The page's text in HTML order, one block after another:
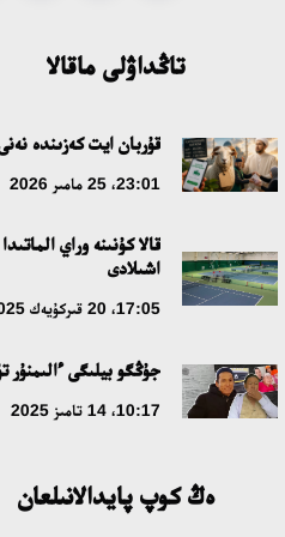
18:59، 20 شىلدە 2026
مە؟
18:16، 20 شىلدە 2026
ۇلتتىق
دامۋ باعىتى
مەملەكەت باسشىسى كوبەيتۇز
تاڭداۋلى ماقالا
قۇربان ايت كەزىندە
23:01، 25 مامىر 2026
قالا كۇنىنە وراي
اشىلادى
17:05، 20 قىركۇيەك 2025
جۇڭگو بيلىگى ءالىمنۇر
10:17، 14 تامىز 2025
ەڭ كوپ پايدالانىلعان